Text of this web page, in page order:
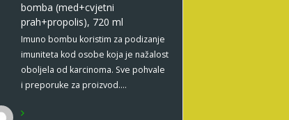
bomba (med+cvjetni
prah+propolis), 720 ml
Imuno bombu koristim za podizanje
imuniteta kod osobe koja je nažalost
oboljela od karcinoma. Sve pohvale
i preporuke za proizvod.…